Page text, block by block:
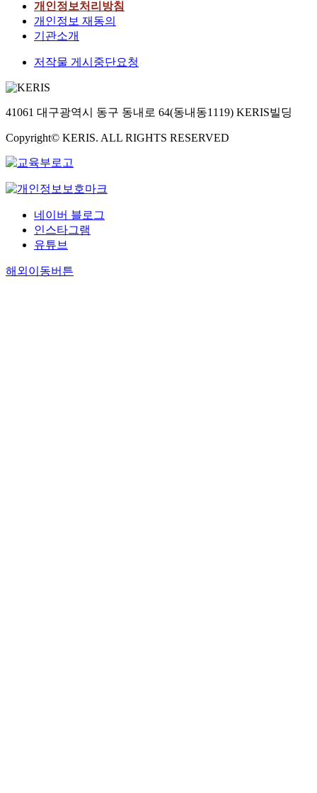
개인정보처리방침
개인정보 재동의
기관소개
저작물 게시중단요청
41061 대구광역시 동구 동내로 64(동내동1119) KERIS빌딩
Copyright© KERIS. ALL RIGHTS RESERVED
네이버 블로그
인스타그램
유튜브
해외이동버튼